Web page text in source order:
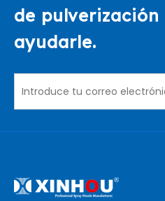
de pulverización
ayudarle.